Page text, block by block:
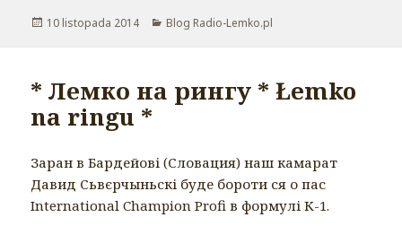
Opublikowano
10 listopada 2014 Kategorie
Blog Radio-Lemko.pl
* Лемко на рингу * Łemko
na ringu *
Заран в Бардейові (Словация) наш камарат
Давид Сьвєрчыньскі буде бороти ся о пас
International Champion Profi в формулі К-1.